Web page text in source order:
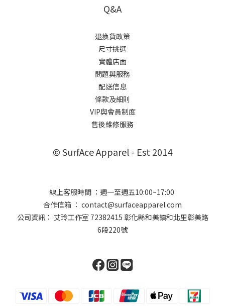
Q&A
退換貨政策
尺寸挑選
實體店面
問題與服務
配送信息
條款及細則
VIP與會員制度
售後維修服務
© SurfAce Apparel - Est 2014
線上客服時間 ：週一至週五10:00~17:00
合作信箱 ： contact@surfaceapparel.com
公司資訊： 艾玲工作室 72382415 彰化縣和美鎮和北里彰美路
6段220號